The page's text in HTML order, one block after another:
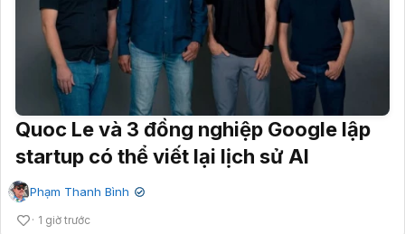
Quoc Le và 3 đồng nghiệp Google lập
startup có thể viết lại lịch sử AI
Phạm Thanh Bình ✔
1 giờ trước